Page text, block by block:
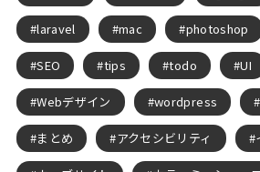
laravel mac photoshop
SEO tips todo UI
Webデザイン wordpress
まとめ アクセシビリティ